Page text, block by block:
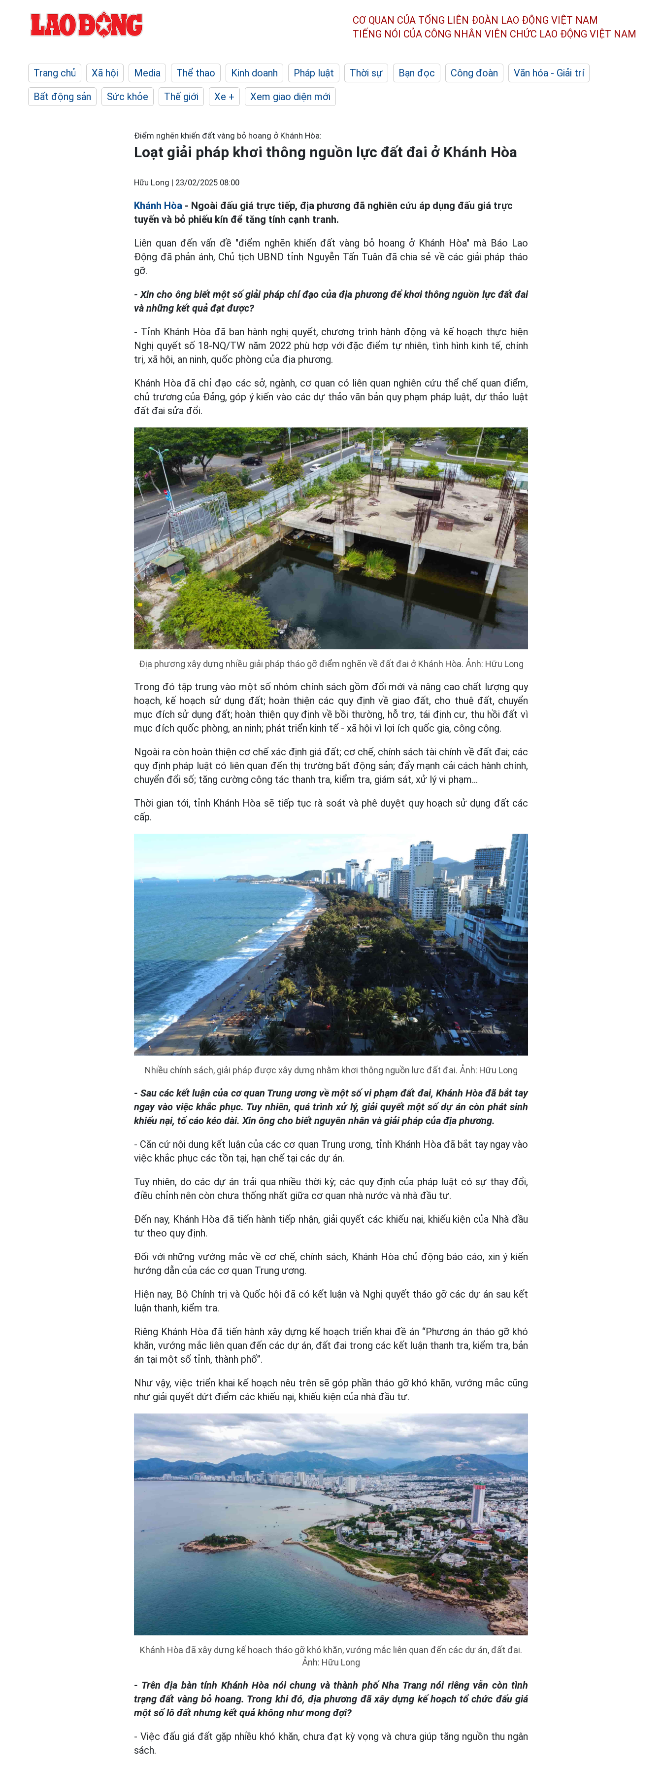
CƠ QUAN CỦA TỔNG LIÊN ĐOÀN LAO ĐỘNG VIỆT NAM
TIẾNG NÓI CỦA CÔNG NHÂN VIÊN CHỨC LAO ĐỘNG VIỆT NAM
Trang chủ Xã hội Media Thể thao Kinh doanh Pháp luật Thời sự Bạn đọc Công đoàn
Văn hóa - Giải trí
Bất động sản
Sức khỏe Thế giới Xe + Xem giao diện mới
Điểm nghẽn khiến đất vàng bỏ hoang ở Khánh Hòa:
Loạt giải pháp khơi thông nguồn lực đất đai ở Khánh Hòa
Hữu Long | 23/02/2025 08:00
Khánh Hòa - Ngoài đấu giá trực tiếp, địa phương đã nghiên cứu áp dụng đấu giá trực
tuyến và bỏ phiếu kín để tăng tính cạnh tranh.
Liên quan đến vấn đề "điểm nghẽn khiến đất vàng bỏ hoang ở Khánh Hòa" mà Báo Lao
Động đã phản ánh, Chủ tịch UBND tỉnh Nguyễn Tấn Tuân đã chia sẻ về các giải pháp tháo
gỡ.
- Xin cho ông biết một số giải pháp chỉ đạo của địa phương để khơi thông nguồn lực đất đai
và những kết quả đạt được?
- Tỉnh Khánh Hòa đã ban hành nghị quyết, chương trình hành động và kế hoạch thực hiện
Nghị quyết số 18-NQ/TW năm 2022 phù hợp với đặc điểm tự nhiên, tình hình kinh tế, chính
trị, xã hội, an ninh, quốc phòng của địa phương.
Khánh Hòa đã chỉ đạo các sở, ngành, cơ quan có liên quan nghiên cứu thể chế quan điểm,
chủ trương của Đảng, góp ý kiến vào các dự thảo văn bản quy phạm pháp luật, dự thảo luật
đất đai sửa đổi.
Địa phương xây dựng nhiều giải pháp tháo gỡ điểm nghẽn về đất đai ở Khánh Hòa. Ảnh: Hữu Long
Trong đó tập trung vào một số nhóm chính sách gồm đổi mới và nâng cao chất lượng quy
hoạch, kế hoạch sử dụng đất; hoàn thiện các quy định về giao đất, cho thuê đất, chuyển
mục đích sử dụng đất; hoàn thiện quy định về bồi thường, hỗ trợ, tái định cư, thu hồi đất vì
mục đích quốc phòng, an ninh; phát triển kinh tế - xã hội vì lợi ích quốc gia, công cộng.
Ngoài ra còn hoàn thiện cơ chế xác định giá đất; cơ chế, chính sách tài chính về đất đai; các
quy định pháp luật có liên quan đến thị trường bất động sản; đẩy mạnh cải cách hành chính,
chuyển đổi số; tăng cường công tác thanh tra, kiểm tra, giám sát, xử lý vi phạm...
Thời gian tới, tỉnh Khánh Hòa sẽ tiếp tục rà soát và phê duyệt quy hoạch sử dụng đất các
cấp.
Nhiều chính sách, giải pháp được xây dựng nhằm khơi thông nguồn lực đất đai. Ảnh: Hữu Long
- Sau các kết luận của cơ quan Trung ương về một số vi phạm đất đai, Khánh Hòa đã bắt tay
ngay vào việc khắc phục. Tuy nhiên, quá trình xử lý, giải quyết một số dự án còn phát sinh
khiếu nại, tố cáo kéo dài. Xin ông cho biết nguyên nhân và giải pháp của địa phương.
- Căn cứ nội dung kết luận của các cơ quan Trung ương, tỉnh Khánh Hòa đã bắt tay ngay vào
việc khắc phục các tồn tại, hạn chế tại các dự án.
Tuy nhiên, do các dự án trải qua nhiều thời kỳ; các quy định của pháp luật có sự thay đổi,
điều chỉnh nên còn chưa thống nhất giữa cơ quan nhà nước và nhà đầu tư.
Đến nay, Khánh Hòa đã tiến hành tiếp nhận, giải quyết các khiếu nại, khiếu kiện của Nhà đầu
tư theo quy định.
Đối với những vướng mắc về cơ chế, chính sách, Khánh Hòa chủ động báo cáo, xin ý kiến
hướng dẫn của các cơ quan Trung ương.
Hiện nay, Bộ Chính trị và Quốc hội đã có kết luận và Nghị quyết tháo gỡ các dự án sau kết
luận thanh, kiểm tra.
Riêng Khánh Hòa đã tiến hành xây dựng kế hoạch triển khai đề án “Phương án tháo gỡ khó
khăn, vướng mắc liên quan đến các dự án, đất đai trong các kết luận thanh tra, kiểm tra, bản
án tại một số tỉnh, thành phố”.
Như vậy, việc triển khai kế hoạch nêu trên sẽ góp phần tháo gỡ khó khăn, vướng mắc cũng
như giải quyết dứt điểm các khiếu nại, khiếu kiện của nhà đầu tư.
Khánh Hòa đã xây dựng kế hoạch tháo gỡ khó khăn, vướng mắc liên quan đến các dự án, đất đai.
Ảnh: Hữu Long
- Trên địa bàn tỉnh Khánh Hòa nói chung và thành phố Nha Trang nói riêng vẫn còn tình
trạng đất vàng bỏ hoang. Trong khi đó, địa phương đã xây dựng kế hoạch tổ chức đấu giá
một số lô đất nhưng kết quả không như mong đợi?
- Việc đấu giá đất gặp nhiều khó khăn, chưa đạt kỳ vọng và chưa giúp tăng nguồn thu ngân
sách.